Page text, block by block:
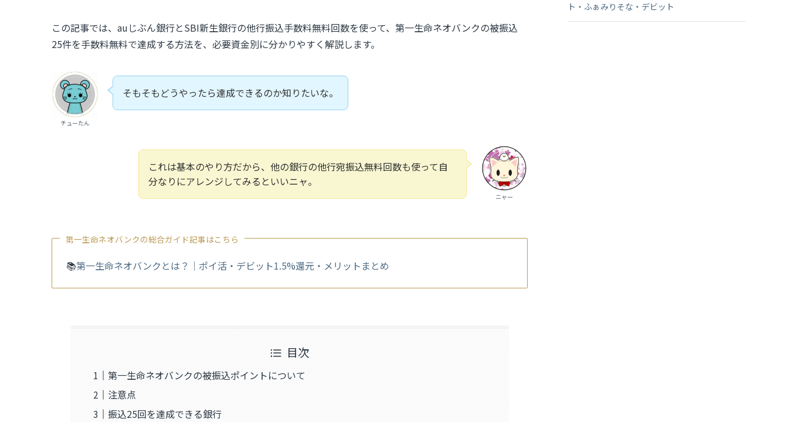
この記事では、auじぶん銀行とSBI新生銀行の他行振込手数料無料回数を使って、第一生命ネオバンクの被振込
25件を手数料無料で達成する方法を、必要資金別に分かりやすく解説します。
チューたん
そもそもどうやったら達成できるのか知りたいな。
ニャー
これは基本のやり方だから、他の銀行の他行宛振込無料回数も使って自
分なりにアレンジしてみるといいニャ。
第一生命ネオバンクの総合ガイド記事はこちら
📚第一生命ネオバンクとは？｜ポイ活・デビット1.5%還元・メリットまとめ
目次
第一生命ネオバンクの被振込ポイントについて
注意点
振込25回を達成できる銀行
ト・ふぁみりそな・デビット